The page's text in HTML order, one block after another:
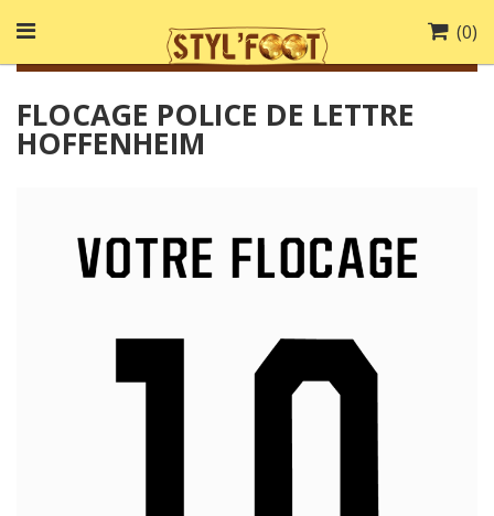
(0)
FLOCAGE POLICE DE LETTRE
HOFFENHEIM